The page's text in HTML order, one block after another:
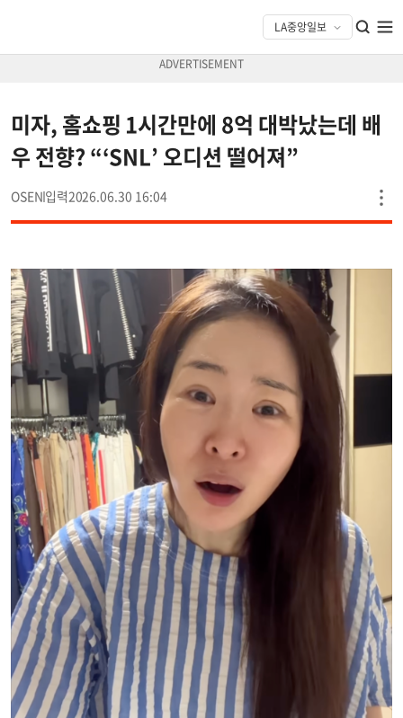
미자, 홈쇼핑 1시간만에 8억 대박났는데 배
우 전향? “‘SNL’ 오디션 떨어져”
OSEN 2026.06.30 16:04